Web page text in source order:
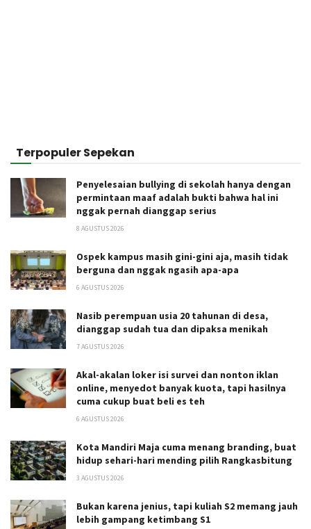
Terpopuler Sepekan
Penyelesaian bullying di sekolah hanya dengan
permintaan maaf adalah bukti bahwa hal ini
nggak pernah dianggap serius
8 AGUSTUS 2026
Ospek kampus masih gini-gini aja, masih tidak
berguna dan nggak ngasih apa-apa
6 AGUSTUS 2026
Nasib perempuan usia 20 tahunan di desa,
dianggap sudah tua dan dipaksa menikah
7 AGUSTUS 2026
Akal-akalan loker isi survei dan nonton iklan
online, menyedot banyak kuota, tapi hasilnya
cuma cukup buat beli es teh
6 AGUSTUS 2026
Kota Mandiri Maja cuma menang branding, buat
hidup sehari-hari mending pilih Rangkasbitung
3 AGUSTUS 2026
Bukan karena jenius, tapi kuliah S2 memang jauh
lebih gampang ketimbang S1